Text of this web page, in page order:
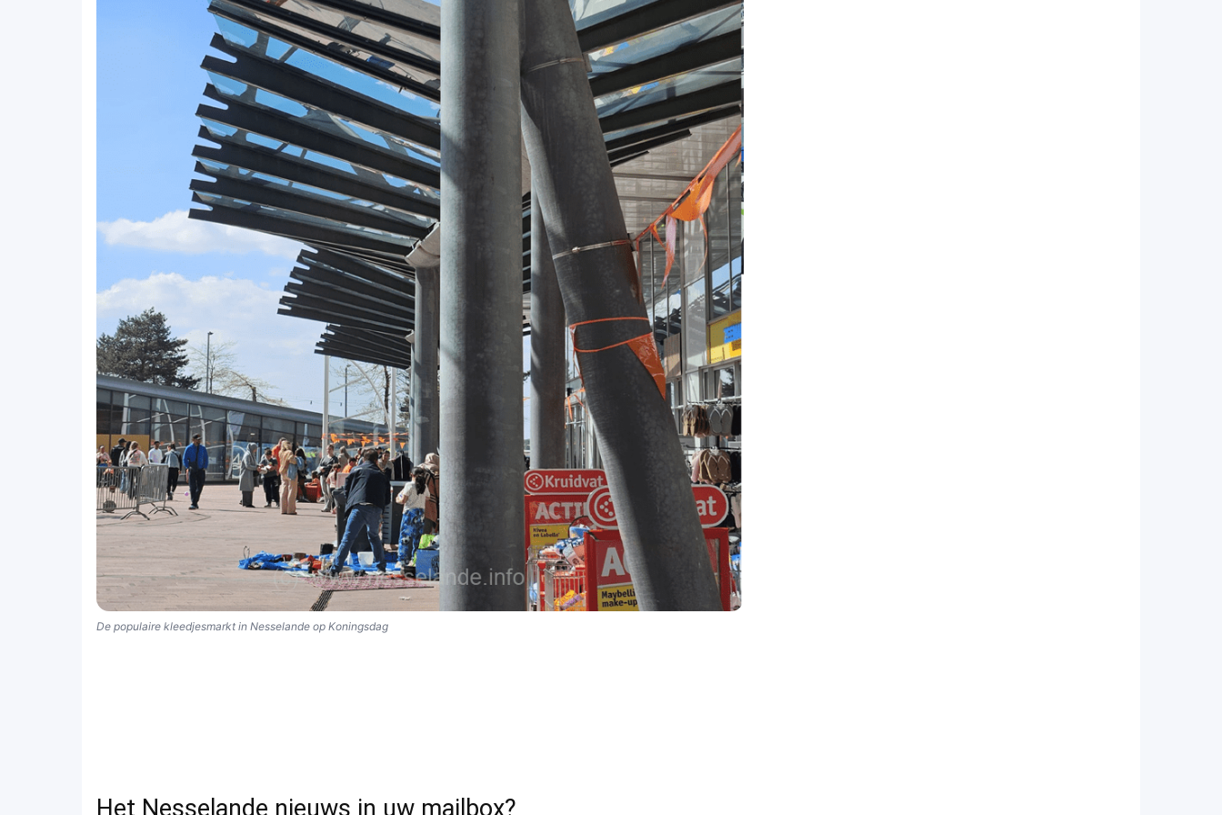
De populaire kleedjesmarkt in Nesselande op Koningsdag
Het Nesselande nieuws in uw mailbox?